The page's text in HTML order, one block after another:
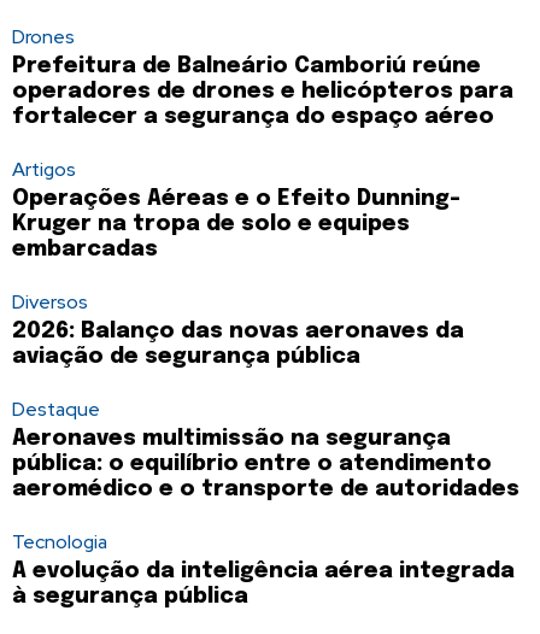
Drones
Prefeitura de Balneário Camboriú reúne
operadores de drones e helicópteros para
fortalecer a segurança do espaço aéreo
Artigos
Operações Aéreas e o Efeito Dunning-
Kruger na tropa de solo e equipes
embarcadas
Diversos
2026: Balanço das novas aeronaves da
aviação de segurança pública
Destaque
Aeronaves multimissão na segurança
pública: o equilíbrio entre o atendimento
aeromédico e o transporte de autoridades
Tecnologia
A evolução da inteligência aérea integrada
à segurança pública